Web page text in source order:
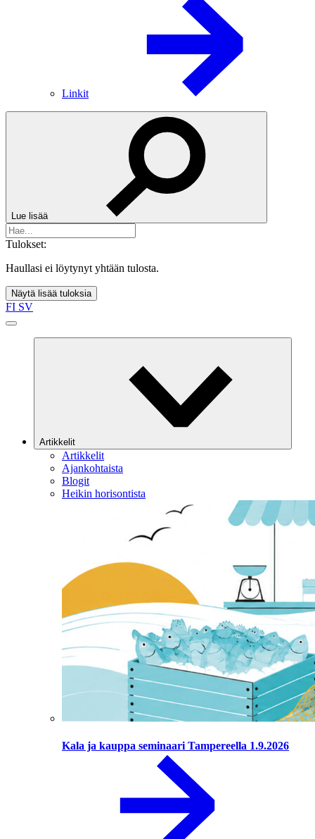
Linkit
Lue lisää
Tulokset:
Haullasi ei löytynyt yhtään tulosta.
Näytä lisää tuloksia
FI SV
Artikkelit
Artikkelit
Ajankohtaista
Blogit
Heikin horisontista
Kala ja kauppa seminaari Tampereella 1.9.2026